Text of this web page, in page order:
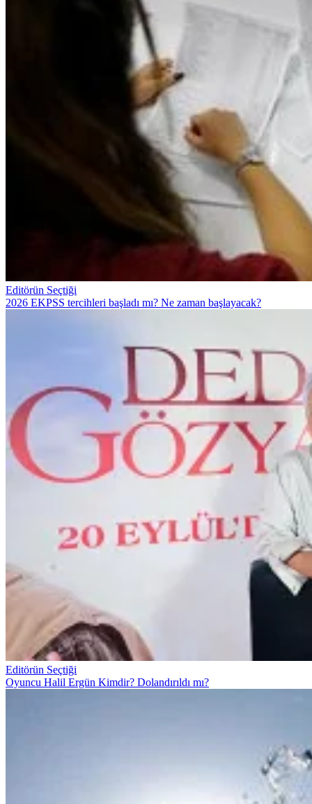
Editörün Seçtiği
2026 EKPSS tercihleri başladı mı? Ne zaman başlayacak?
Editörün Seçtiği
Oyuncu Halil Ergün Kimdir? Dolandırıldı mı?